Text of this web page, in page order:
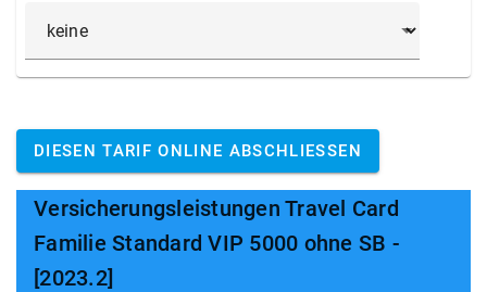
DIESEN TARIF ONLINE ABSCHLIESSEN
Versicherungsleistungen Travel Card
Familie Standard VIP 5000 ohne SB -
[2023.2]